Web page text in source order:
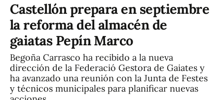
Castellón prepara en septiembre
la reforma del almacén de
gaiatas Pepín Marco
Begoña Carrasco ha recibido a la nueva
dirección de la Federació Gestora de Gaiates y
ha avanzado una reunión con la Junta de Festes
y técnicos municipales para planificar nuevas